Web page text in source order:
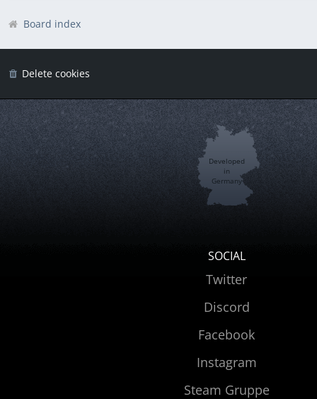
Board index
Delete cookies
Developed
in
Germany
SOCIAL
Twitter
Discord
Facebook
Instagram
Steam Gruppe